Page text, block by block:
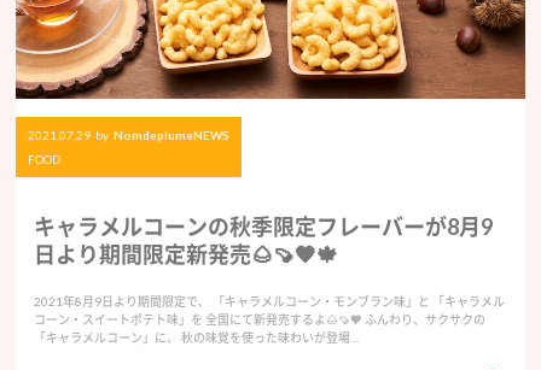
2021.07.29 by NomdeplumeNEWS
FOOD
キャラメルコーンの秋季限定フレーバーが8月9
日より期間限定新発売🌰🍠🧡🍁
2021年8月9日より期間限定で、 「キャラメルコーン・モンブラン味」と 「キャラメル
コーン・スイートポテト味」を 全国にて新発売するよ🌰🍠🧡 ふんわり、サクサクの
「キャラメルコーン」に、 秋の味覚を使った味わいが登場…